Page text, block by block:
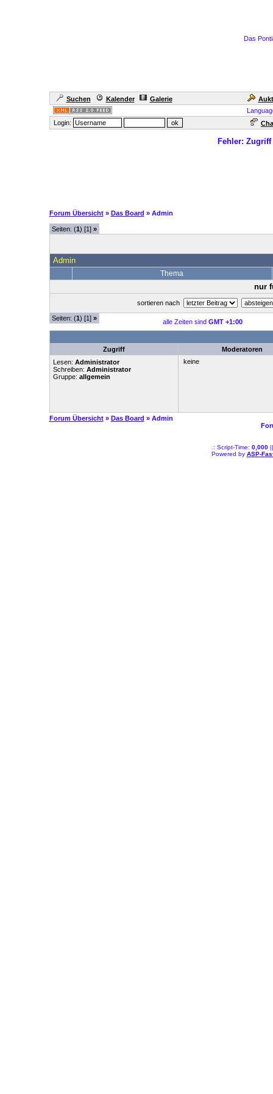
Das
Suchen Kalender Galerie
Login:
Fehler:
Forum Übersicht » Das Board » Admin
Seiten: (1) [1] »
Admin
Thema
nur
sortieren nach
Seiten: (1) [1] » alle Zeiten sind GMT +1:00
Zugriff
Moderatoren
Lesen: Administrator
Schreiben: Administrator
Gruppe: allgemein
keine
Forum Übersicht » Das Board » Admin
.: Script-Time: 0,000||
Powered by ASP-